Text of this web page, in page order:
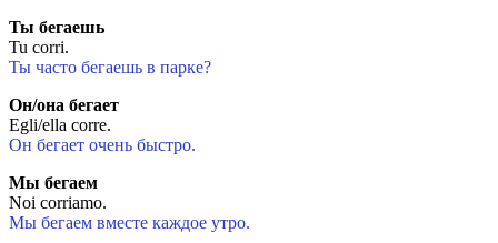
Ты бегаешь
Tu corri.
Ты часто бегаешь в парке?
Он/она бегает
Egli/ella corre.
Он бегает очень быстро.
Мы бегаем
Noi corriamo.
Мы бегаем вместе каждое утро.